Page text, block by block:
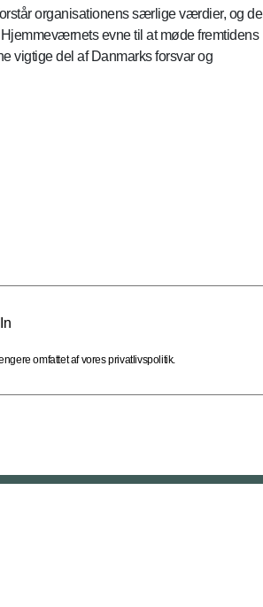
organisationens særlige værdier, og de
evne til at møde fremtidens
vigtige del af Danmarks forsvar og
omfattet af vores privatlivspolitik.